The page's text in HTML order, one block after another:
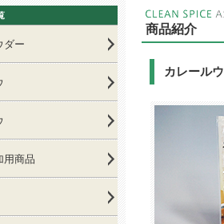
商品紹介
カレールウ
ダー
用商品